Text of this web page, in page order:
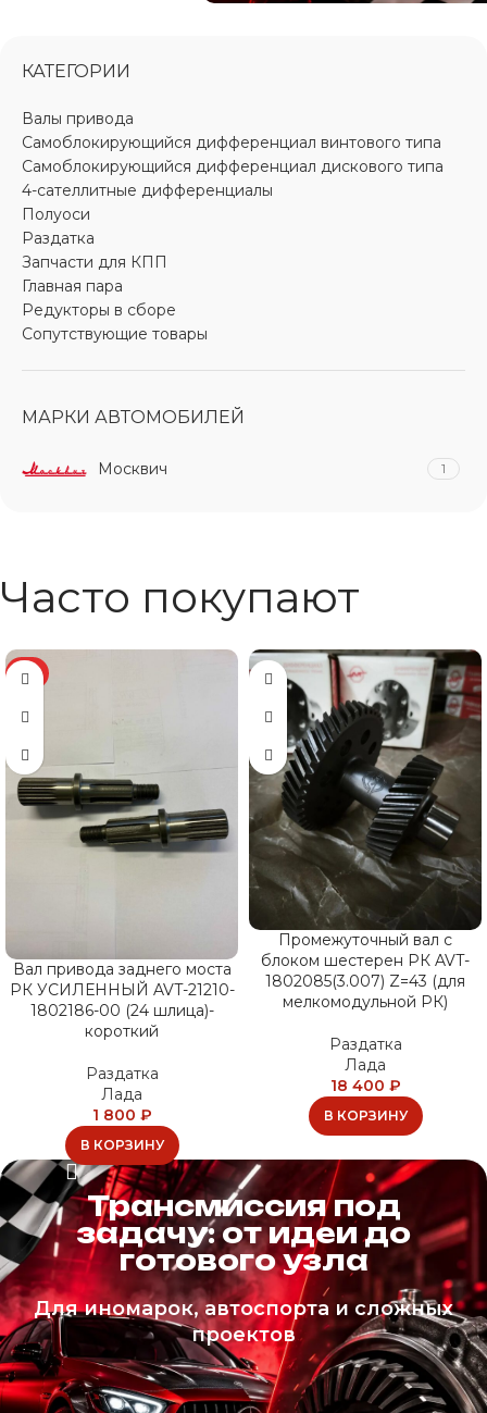
КАТЕГОРИИ
Валы привода
Самоблокирующийся дифференциал винтового типа
Самоблокирующийся дифференциал дискового типа
4-сателлитные дифференциалы
Полуоси
Раздатка
Запчасти для КПП
Главная пара
Редукторы в сборе
Сопутствующие товары
МАРКИ АВТОМОБИЛЕЙ
Москвич 1
Часто покупают
ХИТ
Вал привода заднего моста
РК УСИЛЕННЫЙ AVT-21210-
1802186-00 (24 шлица)-
короткий
Раздатка
Лада
1 800 ₽
В КОРЗИНУ
Промежуточный вал с
блоком шестерен РК AVT-
1802085(3.007) Z=43 (для
мелкомодульной РК)
Раздатка
Лада
18 400 ₽
В КОРЗИНУ
Трансмиссия под
задачу: от идеи до
готового узла
Для иномарок, автоспорта и сложных
проектов